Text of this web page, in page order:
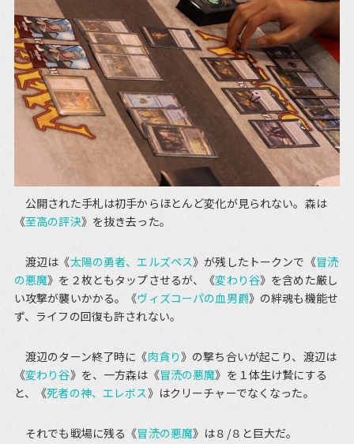
公開された手札は初手からほとんど変化が見られない。森は
《至高の評決》を抜き去った。
渡辺は《太陽の勇者、エルズペス》が残したトークンで《冒涜
の悪魔》を２枚ともタップさせるが、《変わり谷》を含めた厳し
い攻撃が襲いかかる。《ヴィズコーパの血男爵》の絆魂も機能せ
ず、ライフの回復も許されない。
渡辺のターン終了時に《肉貪り》の撃ち合いが起こり、渡辺は
《変わり谷》を、一方森は《冒涜の悪魔》を１体生け贄にする
と、《死者の神、エレボス》はクリーチャーでなくなった。
それでも戦場に残る《冒涜の悪魔》は８/８と巨大だ。